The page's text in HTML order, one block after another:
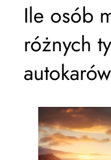
Ile osób
różnych